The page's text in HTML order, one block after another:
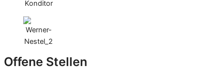
Offene Stellen